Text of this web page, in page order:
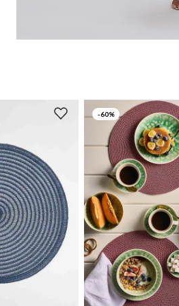
-60%